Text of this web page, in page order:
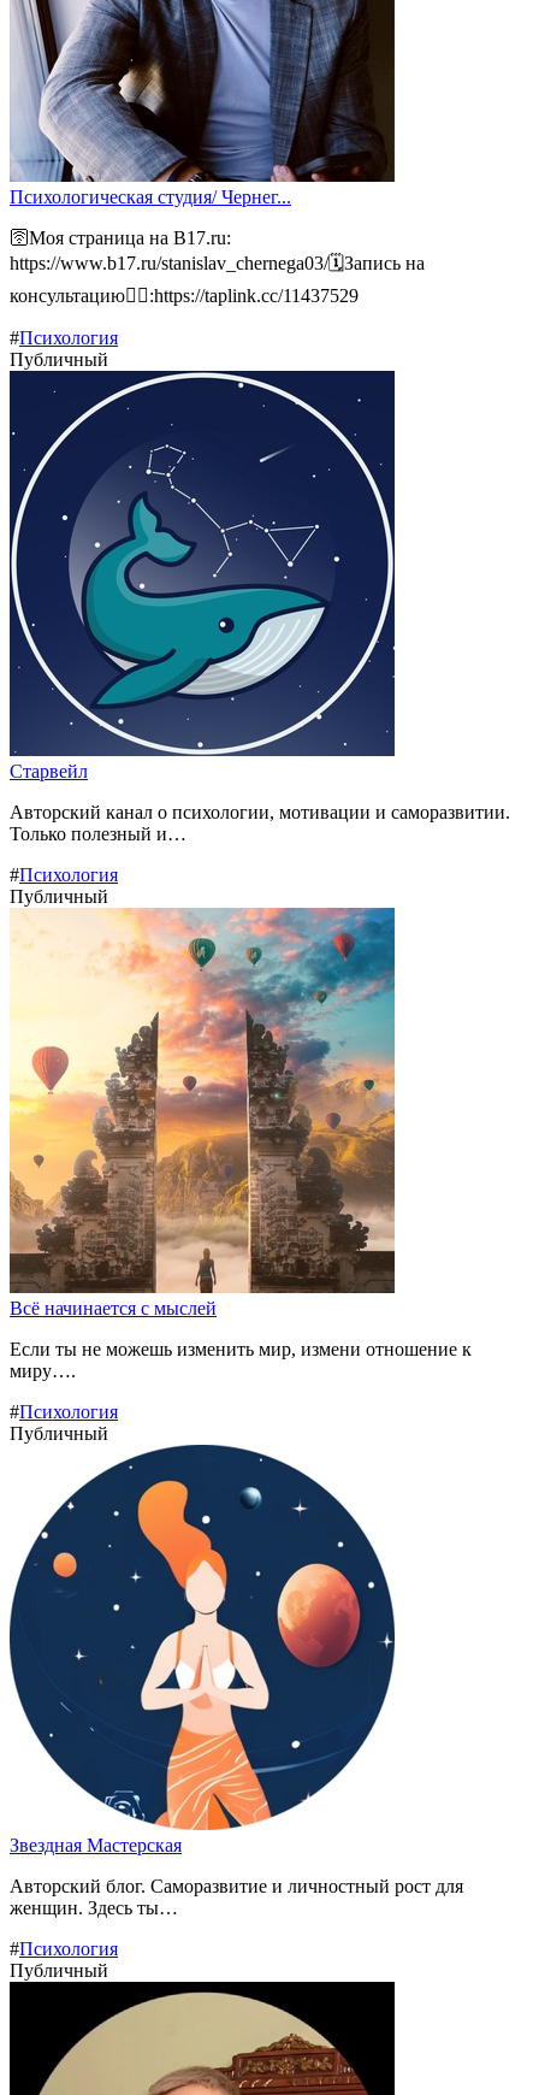
Психологическая студия/ Чернег...
🛜Моя страница на B17.ru:
https://www.b17.ru/stanislav_chernega03/🗓️Запись на
консультацию👉🏻:https://taplink.cc/11437529
#Психология
Публичный
Старвейл
Авторский канал о психологии, мотивации и саморазвитии.
Только полезный и…
#Психология
Публичный
Всё начинается с мыслей
Если ты не можешь изменить мир, измени отношение к
миру….
#Психология
Публичный
Звездная Мастерская️️
Авторский блог. Саморазвитие и личностный рост для
женщин. Здесь ты…
#Психология
Публичный